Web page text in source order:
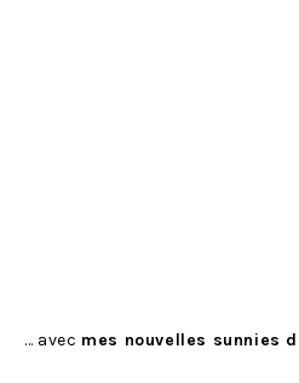
… avec mes nouvelles sunnies